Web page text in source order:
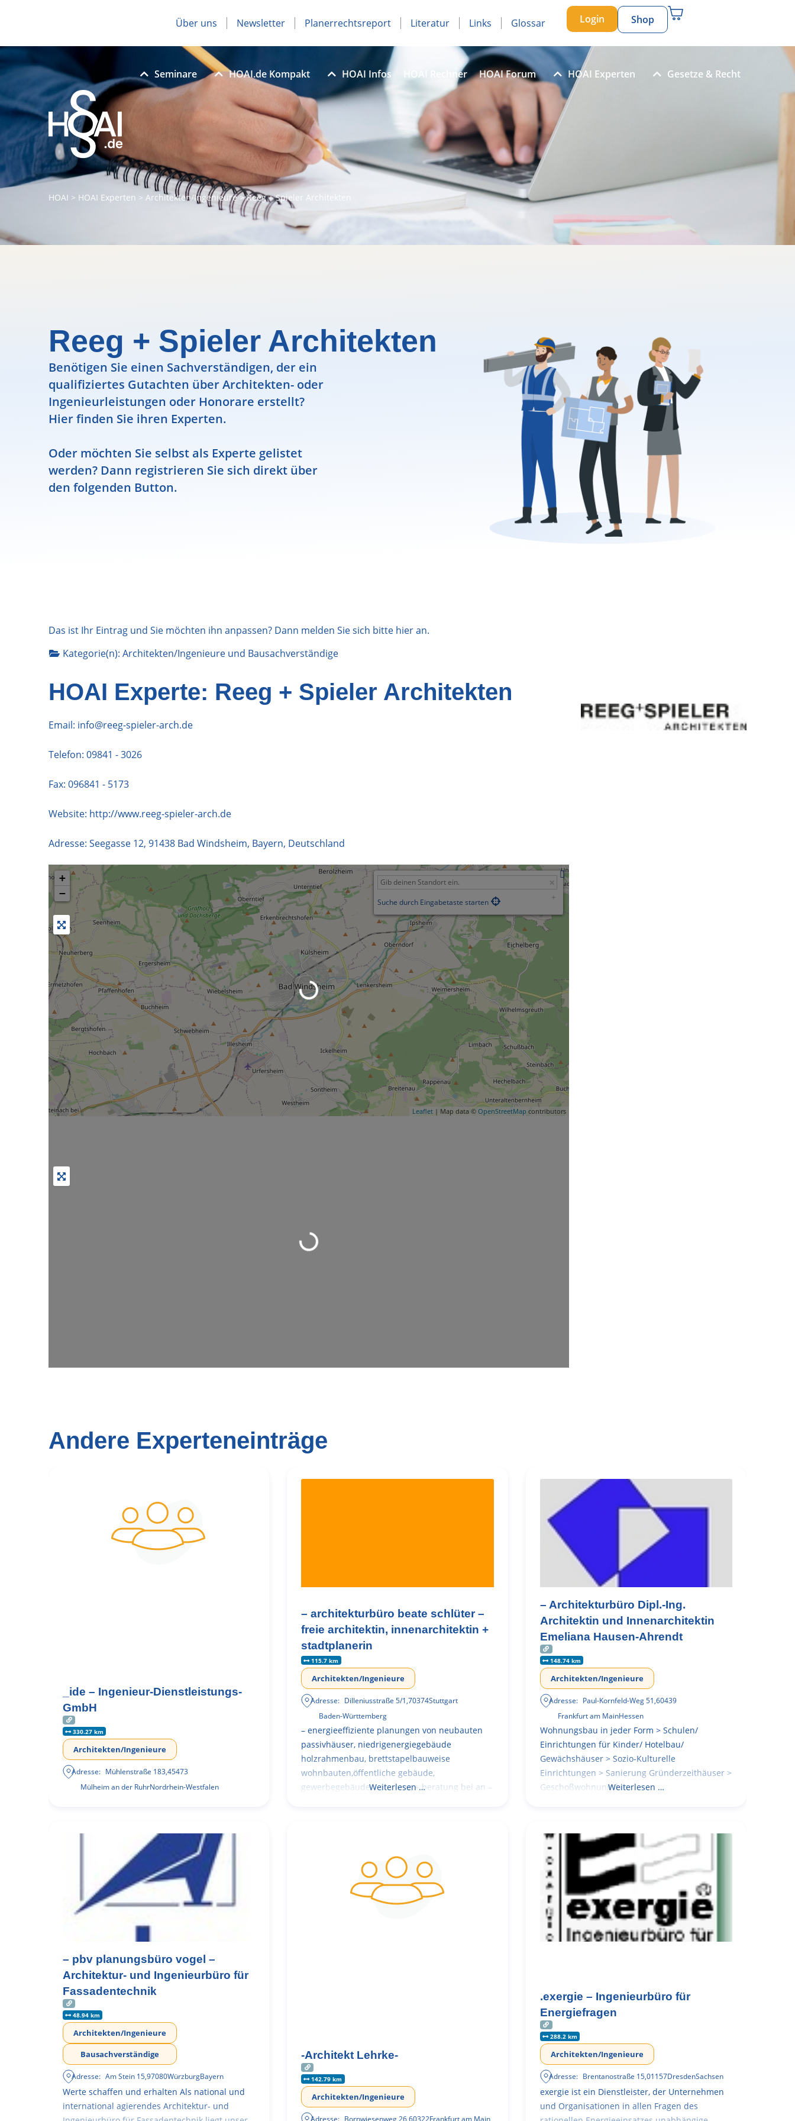
Über uns Newsletter Planerrechtsreport Literatur Links Glossar Login Shop
Seminare HOAI.de Kompakt HOAI Infos HOAI Rechner HOAI Forum HOAI Experten Gesetze & Recht
HOAI > HOAI Experten > Architekten/Ingenieure>Reeg + Spieler Architekten
Reeg + Spieler Architekten
Benötigen Sie einen Sachverständigen, der ein
qualifiziertes Gutachten über Architekten- oder
Ingenieurleistungen oder Honorare erstellt?
Hier finden Sie ihren Experten.
Oder möchten Sie selbst als Experte gelistet
werden? Dann registrieren Sie sich direkt über
den folgenden Button.
Das ist Ihr Eintrag und Sie möchten ihn anpassen? Dann melden Sie sich bitte hieran.
Kategorie(n): Architekten/Ingenieure und Bausachverständige
HOAI Experte: Reeg + Spieler Architekten
Email: info@reeg-spieler-arch.de
Telefon: 09841 - 3026
Fax: 096841 - 5173
Website: http://www.reeg-spieler-arch.de
Adresse: Seegasse 12, 91438 Bad Windsheim, Bayern, Deutschland
+
−
Suche durch Eingabetaste starten
Leaflet | Map data © OpenStreetMap contributors
Wird geladen …
Andere Experteneinträge
_ide – Ingenieur-Dienstleistungs-
GmbH
330.27 km
Architekten/Ingenieure
Adresse: Mühlenstraße 183,45473
Mülheim an der RuhrNordrhein-Westfalen
– architekturbüro beate schlüter –
freie architektin, innenarchitektin +
stadtplanerin
115.7 km
Architekten/Ingenieure
Adresse: Dilleniusstraße 5/1,70374Stuttgart
Baden-Württemberg
– energieeffiziente planungen von neubauten
passivhäuser, niedrigenergiegebäude
holzrahmenbau, brettstapelbauweise
wohnbauten,öffentliche gebäude,
gewerbegebäude – planung + beratung bei an –
Weiterlesen …
– Architekturbüro Dipl.-Ing.
Architektin und Innenarchitektin
Emeliana Hausen-Ahrendt
148.74 km
Architekten/Ingenieure
Adresse: Paul-Kornfeld-Weg 51,60439
Frankfurt am MainHessen
Wohnungsbau in jeder Form > Schulen/
Einrichtungen für Kinder/ Hotelbau/
Gewächshäuser > Sozio-Kulturelle
Einrichtungen > Sanierung Gründerzeithäuser >
GeschoßwohnungsbauWeiterlesen …
– pbv planungsbüro vogel –
Architektur- und Ingenieurbüro für
Fassadentechnik
48.94 km
Architekten/Ingenieure
Bausachverständige
Adresse: Am Stein 15,97080WürzburgBayern
Werte schaffen und erhalten Als national und
international agierendes Architektur- und
-Architekt Lehrke-
142.79 km
Architekten/Ingenieure
Adresse: Bornwiesenweg 26,60322Frankfurt am Main
.exergie – Ingenieurbüro für
Energiefragen
288.2 km
Architekten/Ingenieure
Adresse: Brentanostraße 15,01157DresdenSachsen
exergie ist ein Dienstleister, der Unternehmen
und Organisationen in allen Fragen des